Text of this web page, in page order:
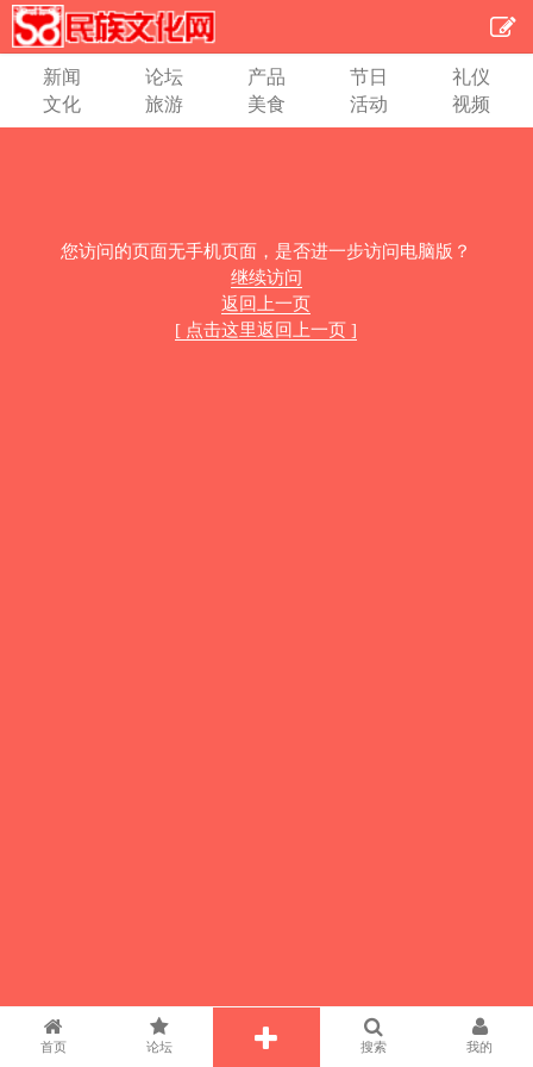
新闻 论坛 产品 节日
礼仪
文化
旅游 美食 活动 视频
您访问的页面无手机页面，是否进一步访问电脑版？
继续访问
返回上一页
[ 点击这里返回上一页 ]
首页 论坛 搜索 我的